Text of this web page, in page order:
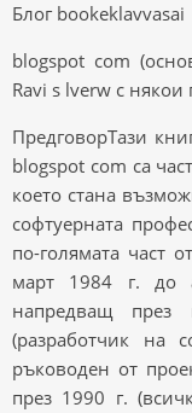
Блог bookeklavvasai
blogspot com
Ravi s lverw с
ПредговорТази
blogspot com са
което стана
софтуерната
по-голямата част
март 1984 г. до
напредващ през
(разработчик на
ръководен от
през 1990 г.